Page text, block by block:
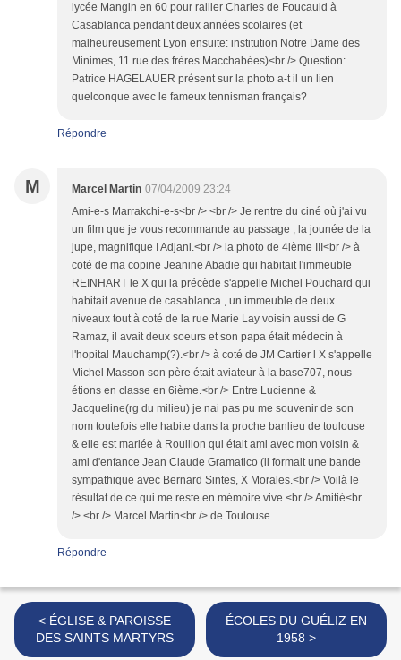
lycée Mangin en 60 pour rallier Charles de Foucauld à
Casablanca pendant deux années scolaires (et
malheureusement Lyon ensuite: institution Notre Dame des
Minimes, 11 rue des frères Macchabées)<br /> Question:
Patrice HAGELAUER présent sur la photo a-t il un lien
quelconque avec le fameux tennisman français?
Répondre
M Marcel Martin 07/04/2009 23:24
Ami-e-s Marrakchi-e-s<br /> <br /> Je rentre du ciné où j'ai vu
un film que je vous recommande au passage , la jounée de la
jupe, magnifique I Adjani.<br /> la photo de 4ième III<br /> à
coté de ma copine Jeanine Abadie qui habitait l'immeuble
REINHART le X qui la précède s'appelle Michel Pouchard qui
habitait avenue de casablanca , un immeuble de deux
niveaux tout à coté de la rue Marie Lay voisin aussi de G
Ramaz, il avait deux soeurs et son papa était médecin à
l'hopital Mauchamp(?).<br /> à coté de JM Cartier l X s'appelle
Michel Masson son père était aviateur à la base707, nous
étions en classe en 6ième.<br /> Entre Lucienne &
Jacqueline(rg du milieu) je nai pas pu me souvenir de son
nom toutefois elle habite dans la proche banlieu de toulouse
& elle est mariée à Rouillon qui était ami avec mon voisin &
ami d'enfance Jean Claude Gramatico (il formait une bande
sympathique avec Bernard Sintes, X Morales.<br /> Voilà le
résultat de ce qui me reste en mémoire vive.<br /> Amitié<br
/> <br /> Marcel Martin<br /> de Toulouse
Répondre
< ÉGLISE & PAROISSE
DES SAINTS MARTYRS
ÉCOLES DU GUÉLIZ EN
1958 >